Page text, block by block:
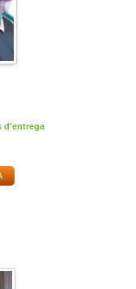
d'entrega